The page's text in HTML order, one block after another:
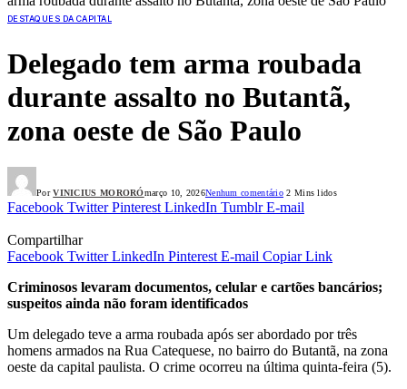
DESTAQUES DA CAPITAL
Delegado tem arma roubada
durante assalto no Butantã,
zona oeste de São Paulo
Por VINICIUS MORORÓmarço 10, 2026Nenhum comentário 2 Mins lidos
Facebook Twitter Pinterest LinkedIn Tumblr E-mail
Compartilhar
Facebook Twitter LinkedIn Pinterest E-mail Copiar Link
Criminosos levaram documentos, celular e cartões bancários;
suspeitos ainda não foram identificados
Um delegado teve a arma roubada após ser abordado por três
homens armados na Rua Catequese, no bairro do Butantã, na zona
oeste da capital paulista. O crime ocorreu na última quinta-feira (5).